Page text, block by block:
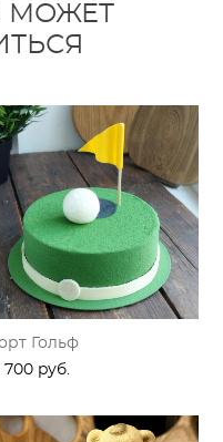
МОЖЕТ
Гольф
700 pуб.